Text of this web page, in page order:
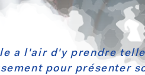
a l'air d'y prendre
pour présenter